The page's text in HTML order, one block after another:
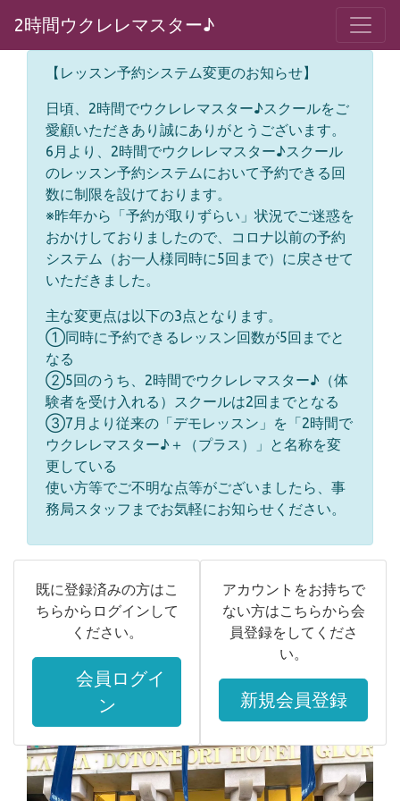
2時間ウクレレマスター♪
【レッスン予約システム変更のお知らせ】
日頃、2時間でウクレレマスター♪スクールをご
愛顧いただきあり誠にありがとうございます。
6月より、2時間でウクレレマスター♪スクール
のレッスン予約システムにおいて予約できる回
数に制限を設けております。
※昨年から「予約が取りずらい」状況でご迷惑を
おかけしておりましたので、コロナ以前の予約
システム（お一人様同時に5回まで）に戻させて
いただきました。
主な変更点は以下の3点となります。
①同時に予約できるレッスン回数が5回までと
なる
②5回のうち、2時間でウクレレマスター♪（体
験者を受け入れる）スクールは2回までとなる
③7月より従来の「デモレッスン」を「2時間で
ウクレレマスター♪＋（プラス）」と名称を変
更している
使い方等でご不明な点等がございましたら、事
務局スタッフまでお気軽にお知らせください。
既に登録済みの方はこ
ちらからログインして
ください。
会員ログイ
ン
アカウントをお持ちで
ない方はこちらから会
員登録をしてくださ
い。
新規会員登録